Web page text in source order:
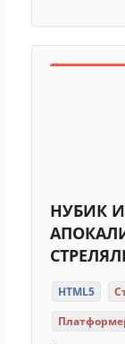
НУБИК
HTML5